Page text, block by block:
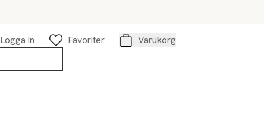
Logga in
Favoriter
Varukorg